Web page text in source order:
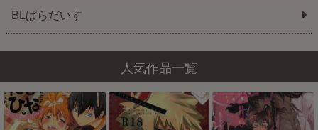
BLぱらだいす
人気作品一覧